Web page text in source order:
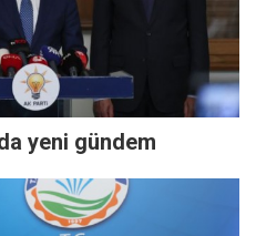
yeni gündem